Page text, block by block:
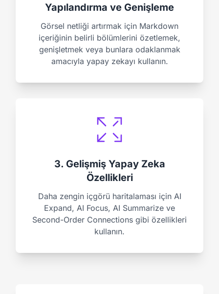
Yapılandırma ve Genişleme
Görsel netliği artırmak için Markdown
içeriğinin belirli bölümlerini özetlemek,
genişletmek veya bunlara odaklanmak
amacıyla yapay zekayı kullanın.
3. Gelişmiş Yapay Zeka
Özellikleri
Daha zengin içgörü haritalaması için AI
Expand, AI Focus, AI Summarize ve
Second-Order Connections gibi özellikleri
kullanın.